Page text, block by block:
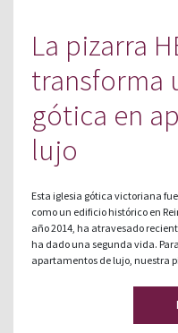
La pizarra
transforma
gótica en
lujo
Esta iglesia gótica victoriana
como un edificio histórico en
año 2014, ha atravesado
ha dado una segunda vida.
apartamentos de lujo, nuestra